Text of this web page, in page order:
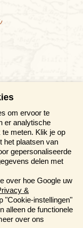
te gaan. We
de stad.
stop, dit
heuvels is
het Baekje
zoals het
wandeling
tempel. De
Daejeon rijden
om ervoor te
er analytische
meten. Klik je op
het plaatsen van
gepersonaliseerde
delen met
over hoe Google uw
&
"Cookie-instellingen"
alleen de functionele
over ons